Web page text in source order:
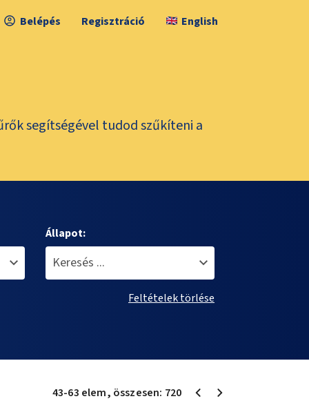
Belépés Regisztráció English
segítségével tudod szűkíteni a
Állapot:
Feltételek törlése
43-63 elem, összesen: 720